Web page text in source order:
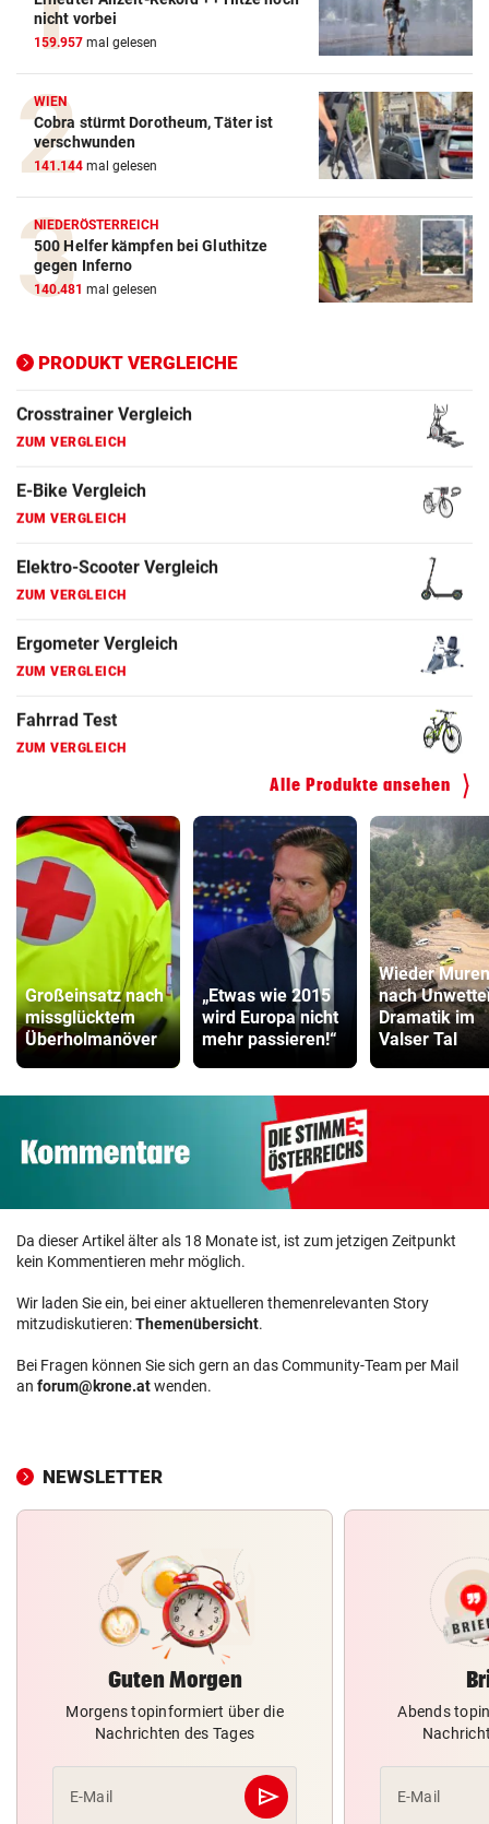
nicht vorbei
159.957 mal gelesen
WIEN
Cobra stürmt Dorotheum, Täter ist
verschwunden
141.144 mal gelesen
NIEDERÖSTERREICH
500 Helfer kämpfen bei Gluthitze
gegen Inferno
140.481 mal gelesen
PRODUKT VERGLEICHE
Action-Cam Vergleich
ZUM VERGLEICH
Crosstrainer Vergleich
ZUM VERGLEICH
E-Bike Vergleich
ZUM VERGLEICH
Elektro-Scooter Vergleich
Ergometer Vergleich
Fahrrad Test
Fahrradanhänger Vergleich
Faszienrolle Vergleich
Hoverboard Vergleich
Kinderfahrrad Vergleich
Alle Produkte ansehen
Großeinsatz nach
missglücktem
Überholmanöver
„Etwas wie 2015
wird Europa nicht
mehr passieren!“
Wieder Muren
nach
Dramatik im
Valser Tal
Da dieser Artikel älter als 18 Monate ist, ist zum jetzigen Zeitpunkt
kein Kommentieren mehr möglich.
Wir laden Sie ein, bei einer aktuelleren themenrelevanten Story
mitzudiskutieren:Themenübersicht.
Bei Fragen können Sie sich gern an das Community-Team per Mail
an forum@krone.atwenden.
NEWSLETTER
Guten Morgen
Morgens topinformiert über die
Nachrichten des Tages
E-Mail send
Abschicken
Abends
E-Mail